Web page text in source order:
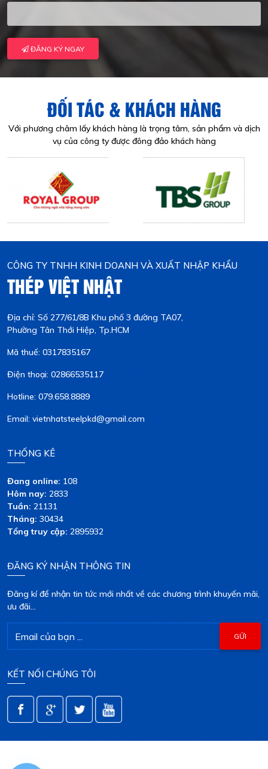
ĐĂNG KÝ NGAY
ĐỐI TÁC & KHÁCH HÀNG
Với phương châm lấy khách hàng là trọng tâm, sản phẩm và dịch
vụ của công ty được đông đảo khách hàng
CÔNG TY TNHH KINH DOANH VÀ XUẤT NHẬP KHẨU
THÉP VIỆT NHẬT
Địa chỉ: Số 277/61/8B Khu phố 3 đường TA07,
Phường Tân Thới Hiệp, Tp.HCM
Mã thuế: 0317835167
Điện thoại: 02866535117
Hotline: 079.658.8889
Email: vietnhatsteelpkd@gmail.com
THỐNG KÊ
Đang online:108
Hôm nay:2833
Tuần:21131
Tháng:30434
Tổng truy cập:2895932
ĐĂNG KÝ NHẬN THÔNG TIN
Đăng kí để nhận tin tức mới nhất về các chương trình khuyến mãi,
ưu đãi...
KẾT NỐI CHÚNG TÔI